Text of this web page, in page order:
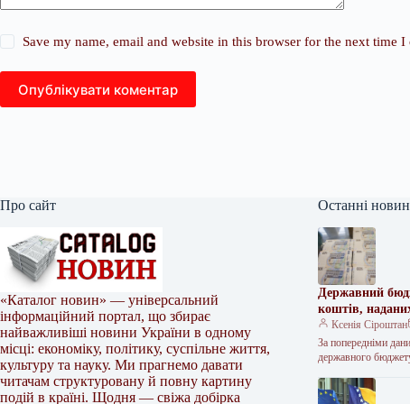
Save my name, email and website in this browser for the next time I
Опублікувати коментар
Про сайт
«Каталог новин» — універсальний
інформаційний портал, що збирає
найважливіші новини України в одному
місці: економіку, політику, суспільне життя,
культуру та науку. Ми прагнемо давати
читачам структуровану й повну картину
подій в країні. Щодня — свіжа добірка
Останні
Державний
коштів,
Ксенія Сіроштан
За попередніми
державного